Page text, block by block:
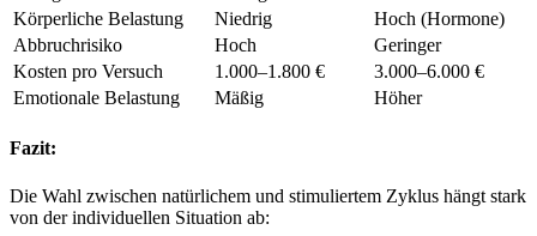
Körperliche Belastung
Niedrig
Hoch (Hormone)
Abbruchrisiko
Hoch
Geringer
Kosten pro Versuch
1.000–1.800 €
3.000–6.000 €
Emotionale Belastung
Mäßig Höher
Fazit:
Die Wahl zwischen natürlichem und stimuliertem Zyklus hängt stark
von der individuellen Situation ab: